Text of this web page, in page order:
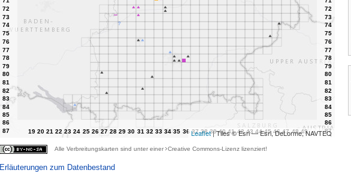
Leaflet| Tiles © Esri — Esri, DeLorme, NAVTEQ
Alle Verbreitungskarten sind unter einer Creative Commons-Lizenz lizenziert!
Erläuterungen zum Datenbestand